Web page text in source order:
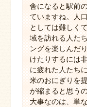
舎になると駅前
ていますね。人
としては難しく
域を訪れる人た
ングを楽しんだ
けたりするには
に疲れた人たち
米のおにぎりを
が縮まると思うの
大事なのは、単